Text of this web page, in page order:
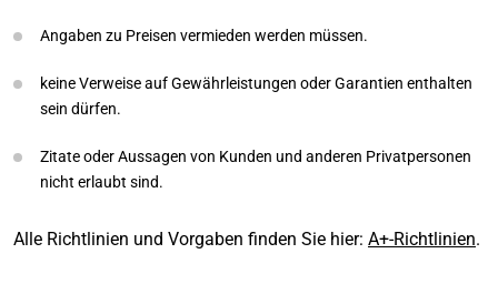
Angaben zu Preisen vermieden werden müssen.
keine Verweise auf Gewährleistungen oder Garantien enthalten
sein dürfen.
Zitate oder Aussagen von Kunden und anderen Privatpersonen
nicht erlaubt sind.
Alle Richtlinien und Vorgaben finden Sie hier: A+-Richtlinien.